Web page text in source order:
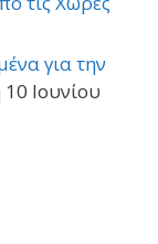
για την
10 Ιουνίου